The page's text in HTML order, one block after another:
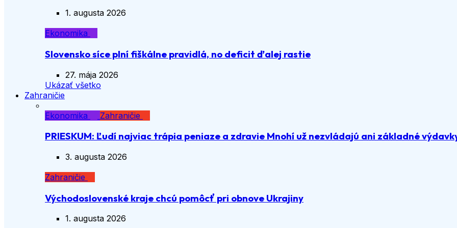
1. augusta 2026
Ekonomika
Slovensko síce plní fiškálne pravidlá, no deficit ďalej rastie
27. mája 2026
Ukázať všetko
Zahraničie
Ekonomika
Zahraničie
PRIESKUM: Ľudí najviac trápia peniaze a zdravie Mnohí už nezvládajú ani základné
3. augusta 2026
Zahraničie
Východoslovenské kraje chcú pomôcť pri obnove Ukrajiny
1. augusta 2026